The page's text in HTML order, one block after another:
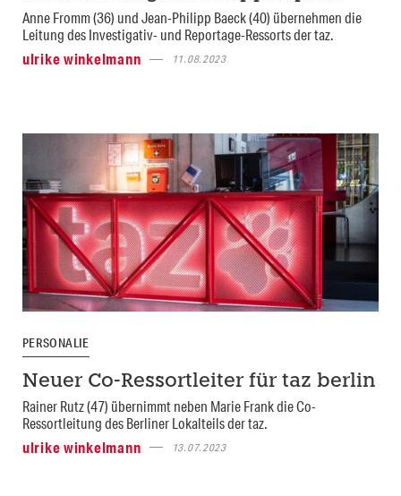
Anne Fromm (36) und Jean-Philipp Baeck (40) übernehmen die
Leitung des Investigativ- und Reportage-Ressorts der taz.
ulrike winkelmann
11.08.2023
PERSONALIE
Neuer Co-Ressortleiter für taz berlin
Rainer Rutz (47) übernimmt neben Marie Frank die Co-
Ressortleitung des Berliner Lokalteils der taz.
ulrike winkelmann
13.07.2023